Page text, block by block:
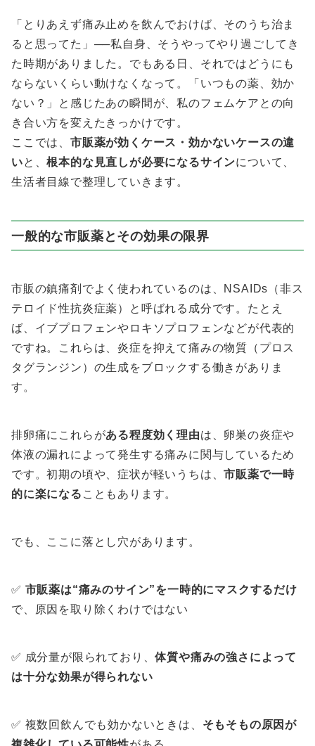
「とりあえず痛み止めを飲んでおけば、そのうち治ま
ると思ってた」──私自身、そうやってやり過ごしてき
た時期がありました。でもある日、それではどうにも
ならないくらい動けなくなって。「いつもの薬、効か
ない？」と感じたあの瞬間が、私のフェムケアとの向
き合い方を変えたきっかけです。
ここでは、 市販薬が効くケース・効かないケースの違
いと、根本的な見直しが必要になるサインについて、
生活者目線で整理していきます。
一般的な市販薬とその効果の限界
市販の鎮痛剤でよく使われているのは、NSAIDs（非ス
テロイド性抗炎症薬）と呼ばれる成分です。たとえ
ば、イブプロフェンやロキソプロフェンなどが代表的
ですね。これらは、炎症を抑えて痛みの物質（プロス
タグランジン）の生成をブロックする働きがありま
す。
排卵痛にこれらがある程度効く理由は、卵巣の炎症や
体液の漏れによって発生する痛みに関与しているため
です。初期の頃や、症状が軽いうちは、市販薬で一時
的に楽になる こともあります。
でも、ここに落とし穴があります。
✅ 市販薬は“痛みのサイン”を一時的にマスクするだけ
で、原因を取り除くわけではない
✅ 成分量が限られており、体質や痛みの強さによって
は十分な効果が得られない
✅ 複数回飲んでも効かないときは、 そもそもの原因が